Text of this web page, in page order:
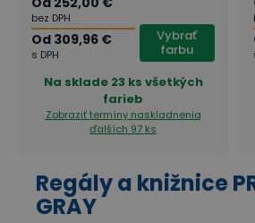
bez DPH
Od 309,96 €
s DPH
Vybrať
farbu
Na sklade 23 ks všetkých
farieb
Zobraziť termíny naskladnenia
ďalších 97 ks
Regály a knižnice
GRAY